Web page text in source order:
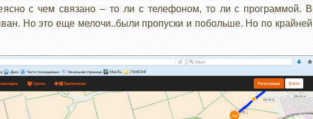
с чем связано – то ли с телефоном, то ли с программой.
Но это еще мелочи..были пропуски и побольше. Но по